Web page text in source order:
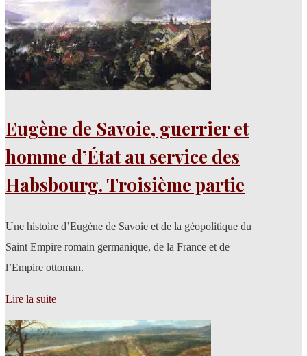
Eugène de Savoie, guerrier et
homme d’État au service des
Habsbourg. Troisième partie
Une histoire d’Eugène de Savoie et de la géopolitique du
Saint Empire romain germanique, de la France et de
l’Empire ottoman.
Lire la suite